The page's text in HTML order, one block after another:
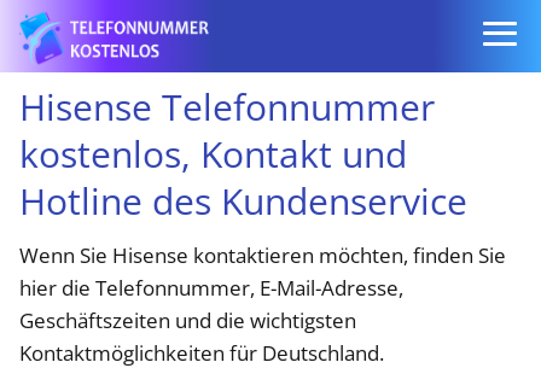
Hisense Telefonnummer
kostenlos, Kontakt und
Hotline des Kundenservice
Wenn Sie Hisense kontaktieren möchten, finden Sie
hier die Telefonnummer, E-Mail-Adresse,
Geschäftszeiten und die wichtigsten
Kontaktmöglichkeiten für Deutschland.